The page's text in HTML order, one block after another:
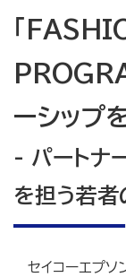
「
ーシップ
- パートナ
を担う若
セイコーエプソ